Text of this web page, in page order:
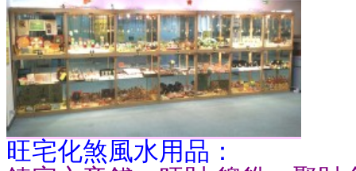
旺宅化煞風水用品：